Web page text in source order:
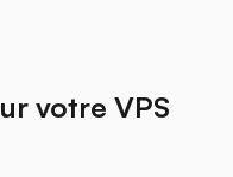
votre VPS